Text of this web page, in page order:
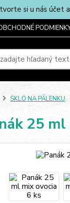
si u nás
SKLO NA PÁLENKU
25